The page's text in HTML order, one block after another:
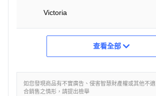
Victoria
查看全部
如您發現商品有不實廣告、侵害智慧財產權或其他不適
合銷售之情形，請提出檢舉